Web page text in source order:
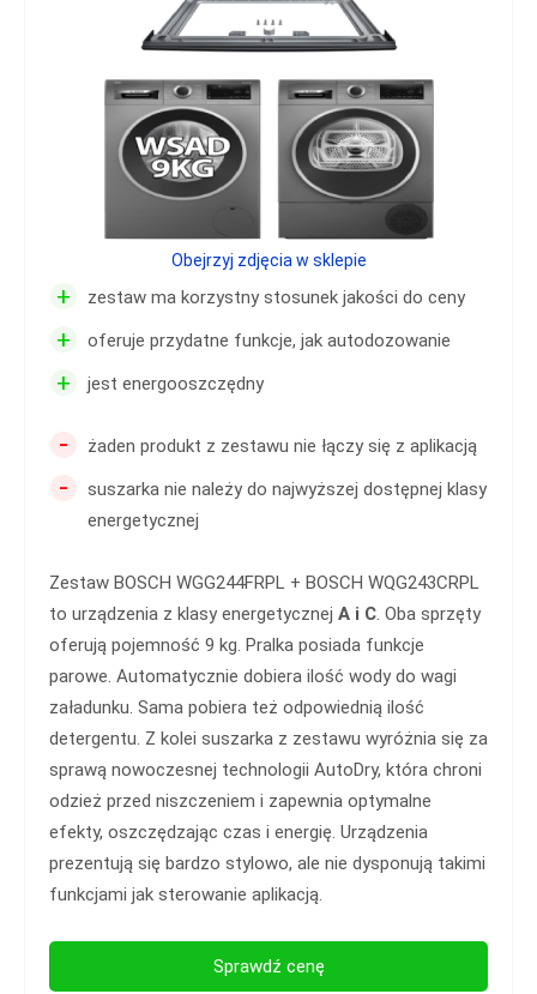
+ zestaw ma korzystny stosunek jakości do ceny
+ oferuje przydatne funkcje, jak autodozowanie
+ jest energooszczędny
- żaden produkt z zestawu nie łączy się z aplikacją
-
suszarka nie należy do najwyższej dostępnej klasy
energetycznej
Zestaw BOSCH WGG244FRPL + BOSCH WQG243CRPL
to urządzenia z klasy energetycznej A i C. Oba sprzęty
oferują pojemność 9 kg. Pralka posiada funkcje
parowe. Automatycznie dobiera ilość wody do wagi
załadunku. Sama pobiera też odpowiednią ilość
detergentu. Z kolei suszarka z zestawu wyróżnia się za
sprawą nowoczesnej technologii AutoDry, która chroni
odzież przed niszczeniem i zapewnia optymalne
efekty, oszczędzając czas i energię. Urządzenia
prezentują się bardzo stylowo, ale nie dysponują takimi
funkcjami jak sterowanie aplikacją.
Obejrzyj zdjęcia w sklepie
Sprawdź cenę